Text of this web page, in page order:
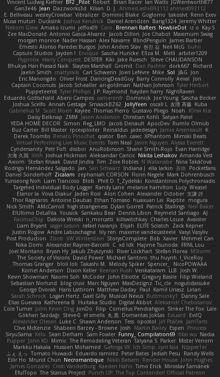
Vincent Ludwig Kiefner BF2 _Pilot Robert Brian Racer Ian Watts
JGWentworth877
Gan3e46 Jean Dazzworks3d Kilian D. J. Ahmed.ashii092112 ahmed092112
E. Belliveau wesleyCrowbar Vibralizer Dominic Blake Goglomo takoslvt Renn Exev
Musa muturi Ducksink Joshua Kendrick Daniel Arendzen Bang1324 Jeremy Whitter
Nekom Glew Amako Izumi jeffox09 Caro Brennan Rafters NewbieDot iz o Kay-S
Zee MacDonald Antonio Gasca-Alvarez Jacob Dillon Joe Chabot Maximum Swag
morgan monroe Nader Hassan Alex Navarre BlindPenguin James Barber
Ernesto Alonso Paredes Burgos John Anders Stav 현진 김 Neil McG buhii
Capsule Studios Jayden ! Enrique Sascha Huncke Elīza M. Melli arbiter1209
Hyprotix Harry Conquest DESTER Kiki Jake Ruesch
Steve CHAUDANSON
Bhukya Hari Prasad Naik Slaytex Marshall Gromit Dan Pachter dork667
Richard
Jaelin Smith mattyrails Carl Schwerin Joeri Lefévre Mike Sol J&G Jon
Eric Manongdo
Oliver Frost DancingDeadGuy Barry Connolly Aeval
Jon
Captain Coconuts Jacob Schealler ari-goldman Nathan Johnson Tyler Herbert
Puppeteerist Tyler Phillips J.P. Raymond hayden harry NightRaven
Eduardo Gottschald Abeni Campos cameronfr Dominick Joe Young Sascha Becker
Joshua Scelfo Annah Gestaga SmaackBZ62 JollyYeen oscall L 友理 斉藤 Kuba
Gabrielius M
Scott Moen Kaylee Thomas Pierro Gustavo Pliego Noah
Юлія Кізі
Daisy Belknap ZMM Jason Anderson Christian Kohli Satyan Patel
YEDA HOME DECOR Simon Reg_LMO Jacob Denault ApocDev Rumlo Olmub
Buz Carter Bill Master rpcexploiter Reinaldus jadedesign Jamie Arseneault K
Derek Toombs Renato Pinochet qrator Ben cawc XPhantom Mimski Beats
Virtual Performing Live Music Events Tom Neal Jason Nguyen Alyssa Everett
Cyndersanity Petr Fořt disiboi AnuRobinson Shane Smith-Rojo Evan Harridge
大海 久我 lilith Joshua Hickman Aleksandar Caricic Nikita Leshakov Amanda Vest
Axiom
Stefan Knaak David Jindra Tim Zoie Robles N Watanabe Nina Takáčová
Rodrigo Hernández Salgado
Jan Sari Schwarz Indiana J ella larkin 基德 Pocketfans
Daniel Sonderhoff Zicalam zephaniah CORSON Florin Negele Mark Dohrenbusch
Yunseong Noh Liam Trancoso Blob Phill D T_Zydelski Konstantinos Polychroniadis
Targeted Individual Body Logger Randy Lane melanie hamilton Lucy Weasel
Elanor la Vova Diakur Jaden Rosi Alon Cohen Alexander October 文謙 許
Thor Ragnaros Antoine Daubas Ethan Tomaso huaxuan Lei Raptite mogura
Nick Smith AMcCarroll high strangeness Dylan Gorrell Patrick Stallings Neil Baker
ElUltimo DeLaFila Yousick Sankaku Bear Dennis Libon Reymeld Santiago AJ
FacinusChip
Dakota Wreski n_morcatti killswitchkay Charles Louie Avaister
Liam Bryant sagar sasson rafael naranjo Elijah ELITE Scratch
Zack Kepner
Justin Rogow Andre Labuschagne lily ren maxime vandecasteele Vasyl Vasyliv
Post Production
Zbob VW Winterstein StorysComplete Bob Xavier Mehmet Can
Nika Domi Alexander Rayner-Barcelli C xd Idk Hajime Tsunoda
FRNL Lou
Joel Montano Bryan Hy Jakub Zbyszynski River Lockhart Stefan Florea MStorm
The Society of Visions David Power Michael Santoro thu huynh I_ViceRoy
Thomas Granger bloli loli Takashi M. Melody Spiker Spencer_
NicoPOWAAA
Kornel Anderson
Dixon Keller Keenan Rush Venkataram LLB
Josh W.
Kevin Showman Naomi Soh McCoder John Elliotte Gregory Basile Filip Wieland
Sebastian Norlund
blog cruvi Marc Nguyen MaxDezignz Tic_cle nogutidaisuke
George Dvorak Haris Lattirom Matthew Daday Paul Kamil Uriasz Lirian
Sarah Schrock
Logan Hertz Gaël Gilly Musical Nexus Buttmunky1
Danny Sale
Elias Guevara Kathreena B Huitaka Studio Digital Abbot Aleksandr Chebotariov
Cole Turner John Kevin Ong JonDo Filip Cornellus Pendrahgon Striker The Fox Lale
Gökhan Sazdağı
Steve-0 el smells 丸 黒 Domantas Jokšas Eduard
EvilQ
Alexander Olesen Luke C Shawn Anderson Tess opostol Jiří Ptáček JamTarts
Clive McKenzie Shabeen Barzey - Browne Josh Martin Bailey Espen Princess
SiryuSama Kelu Sean Derham Sam Fowler Funny_ Compilation69 htai wu Nadia
Pupper John KD Mimic The Remodeling Veteran Talyana S Parker Mister Venom
Markku Hakala
Hussien Mohamed Gaforga VK Ich Simp cyril faia
Nipper1er
ふぇ えっ Tomato Huwaidi Eduardo ramirez Peter Bates Jediah Pesu
Randy Wells
Eilir Ho Mrunit Churi Necromantique Nikki Balsem Render House John Hughes
James Gonzales Cristi Vanderburg Kaeden Hahn Timo Erick Miroslav Šamánek
EfulTopo The Starius Project Punch UP: The Top Contender! Official Patreon